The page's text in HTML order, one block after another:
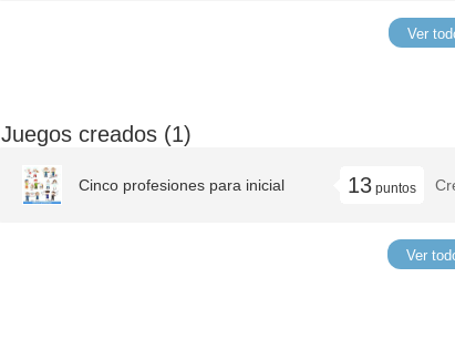
Ver
Juegos creados (1)
Cinco profesiones para inicial 13 puntos
Ver